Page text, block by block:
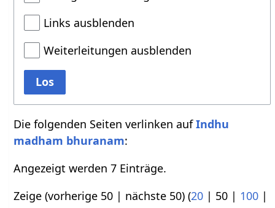
Links ausblenden
Weiterleitungen ausblenden
Los
Die folgenden Seiten verlinken aufIndhu
madham bhuranam:
Angezeigt werden 7 Einträge.
Zeige (vorherige 50 | nächste 50) (20 | 50 | 100 |